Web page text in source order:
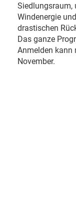
Siedlungsraum,
Windenergie
drastischen
Das ganze
Anmelden kann
November.